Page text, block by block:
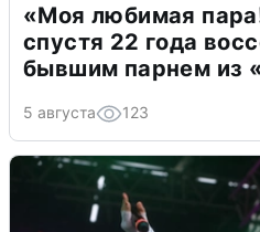
«Моя любимая
спустя 22 года
бывшим парнем из
5 августа 123